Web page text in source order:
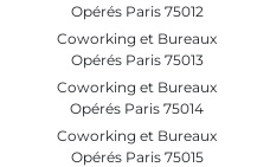
Opérés Paris 75012
Coworking et Bureaux
Opérés Paris 75013
Coworking et Bureaux
Opérés Paris 75014
Coworking et Bureaux
Opérés Paris 75015